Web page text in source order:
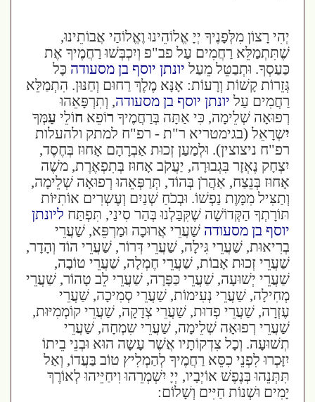
יְהִי רָצוֹן מִלְּפָנֶיךָ יְיָ אֱלוֹהֵינוּ וֶאֱלוֹהַי אֲבוֹתֵינוּ,
שֶׁתִּתְמַלֵּא רַחֲמִים עַל פב"פ וְיִכְבְּשׁוּ רַחֲמֶיךָ אֶת
כַּעַסְךָ. וּתְבַטֵּל מֵעַליונתן יוסף בן מסעודהכָּל
גְּזֵרוֹת קָשׁוֹת וְרָעוֹת: אָנָּא מֶלֶךְ רַחוּם וְחַנּוּן. הִתְמַלֵּא
רַחֲמִים עַליונתן יוסף בן מסעודה, וְתִרְפָּאֵהוּ
רְפוּאָה שְׁלֵימָה, כִּי אַתָּה בְּרַחֲמֶיךָר וֹפֵאח וֹלֵיעַ מְּךָ
שְרָאֵל (בגימטריא ר"ת - רפ"ח למתק ולהעלות
רפ"ח ניצוצין). וּלְמַעַן זְכוּת אַבְרָהָם אָחוּז בְּחֶסֶד,
יִצְחָק נֶאְזָר בִּגְבוּרָה, יַעֲקֹב אָחוּז בְּתִפְאֶרֶת, משֶׁה
אָחוּז בְּנֵצַח, אַהֲרֹן בְּהוֹד, תְּרַפְּאֵהוּ רְפוּאָה שְׁלֵימָה,
וְתַצִּיל מִמָּוֶת נַפְשׁוֹ. וּבְכֹחַ שְׁנַיִם וְעֶשְרִים אוֹתִיּוֹת
תּוֹרָתְךָ הַקְּדוֹשָׁה שֶׁקִּבַּלְנוּ בְּהַר סִינַי, תִּפְתַּחליונתן
יוסף בן מסעודהשַׁעֲרֵי אֲרוּכָה וּמַרְפֵּא, שַׁעֲרֵי
בְרִיאוּת, שַׁעֲרֵי גִּילָה, שַׁעֲרֵי דְּרוֹר, שַׁעֲרֵי הוֹד וְהָדָר,
שַׁעֲרֵי זְכוּת אָבוֹת, שַׁעֲרֵי חֶמְלָה, שַׁעֲרֵי טוֹבָה,
שַׁעֲרֵי יְשׁוּעָה, שַׁעֲרֵי כַּפָּרָה, שַׁעֲרֵי לֵב טָהוֹר, שַׁעֲרֵי
מְחִילָה, שַׁעֲרֵי נְעִימוֹת, שַׁעֲרֵי סְמִיכָה, שַׁעֲרֵי
עֶזְרָה, שַׁעֲרֵי פְדוּת, שַׁעֲרֵי צְדָקָה, שַׁעֲרֵי קוֹמְמִיּוּת,
שַׁעֲרֵי רְפוּאָה שְׁלֵימָה, שַׁעֲרֵי שִמְחָה, שַׁעֲרֵי
תְשׁוּעָה. וְכָל צִדְקוֹתָיו אֲשֶׁר עָשָה הוּא וּבְנֵי בֵיתוֹ
יִזָּכְרוּ לִפְנֵי כִסֵּא רַחֲמֶיךָ לְהַמְלִיץ טוֹב בַּעֲדוֹ, וְאַל
תִּתְּנֵהוּ בְּנֶפֶשׁ אוֹיְבָיו, יְיָ יִשְׁמְרֵהוּ וִיחַיֵּיהוּ לְאוֹרֶךְ
יָמִים וּשְׁנוֹת חַיִּים וְשָׁלוֹם: